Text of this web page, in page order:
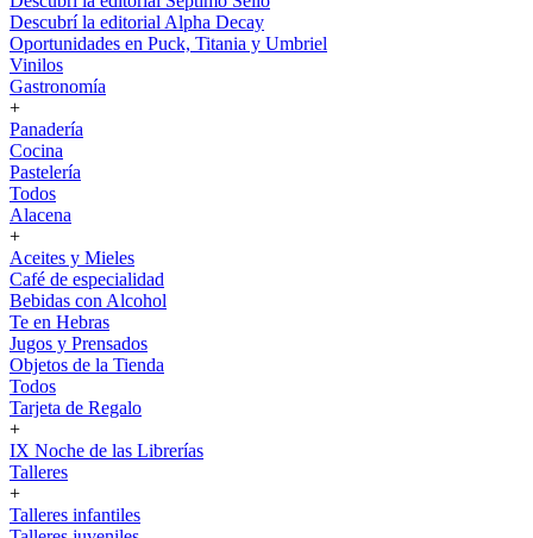
Descubrí la editorial Alpha Decay
Oportunidades en Puck, Titania y Umbriel
Vinilos
Gastronomía
+
Panadería
Cocina
Pastelería
Todos
Alacena
+
Aceites y Mieles
Café de especialidad
Bebidas con Alcohol
Te en Hebras
Jugos y Prensados
Objetos de la Tienda
Todos
Tarjeta de Regalo
+
IX Noche de las Librerías
Talleres
+
Talleres infantiles